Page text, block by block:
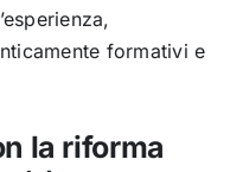
formativi e
la riforma